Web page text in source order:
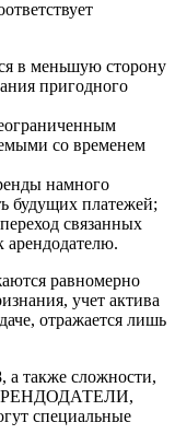
в меньшую сторону
пригодного
со временем
намного
будущих платежей;
связанных
арендодателю.
равномерно
учет актива
отражается лишь
также сложности,
АРЕНДОДАТЕЛИ,
специальные